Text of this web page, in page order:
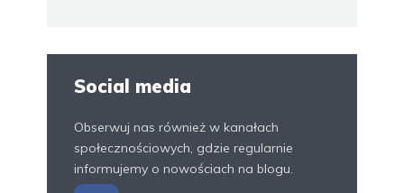
Social media
Obserwuj nas również w kanałach
społecznościowych, gdzie regularnie
informujemy o nowościach na blogu.